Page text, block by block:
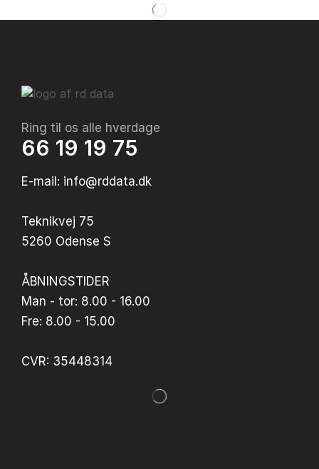
Ring til os alle hverdage
66 19 19 75
E-mail: info@rddata.dk
Teknikvej 75
5260 Odense S
ÅBNINGSTIDER
Man - tor: 8.00 - 16.00
Fre: 8.00 - 15.00
CVR: 35448314